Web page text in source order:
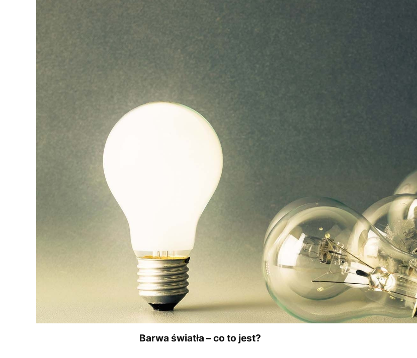
Barwa światła – co to jest?